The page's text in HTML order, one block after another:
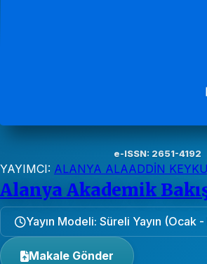
e-ISSN: 2651-4192
YAYIMCI: ALANYA ALAADDİN
Alanya Akademik
Yayın Modeli: Süreli Yayın (Ocak
Makale Gönder